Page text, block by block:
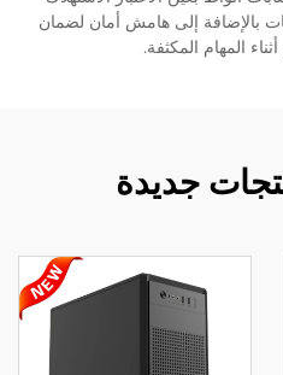
بالإضافة إلى هامش أمان لضمان
المهام المكثفة.
جديدة